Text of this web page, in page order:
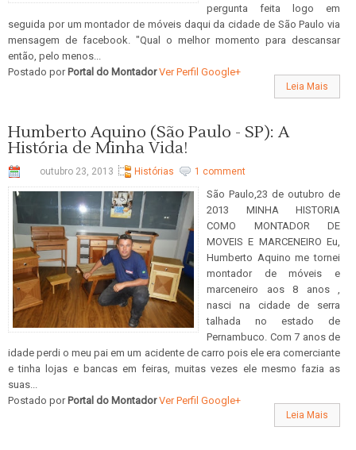
pergunta feita logo em
seguida por um montador de móveis daqui da cidade de São Paulo via
mensagem de facebook. "Qual o melhor momento para descansar
então, pelo menos...
Postado por Portal do Montador Ver Perfil Google+
Leia Mais
Humberto Aquino (São Paulo - SP): A
História de Minha Vida!
outubro 23, 2013 Histórias 1 comment
São Paulo,23 de outubro de
2013 MINHA HISTORIA
COMO MONTADOR DE
MOVEIS E MARCENEIRO Eu,
Humberto Aquino me tornei
montador de móveis e
marceneiro aos 8 anos ,
nasci na cidade de serra
talhada no estado de
Pernambuco. Com 7 anos de
idade perdi o meu pai em um acidente de carro pois ele era comerciante
e tinha lojas e bancas em feiras, muitas vezes ele mesmo fazia as
suas...
Postado por Portal do Montador Ver Perfil Google+
Leia Mais